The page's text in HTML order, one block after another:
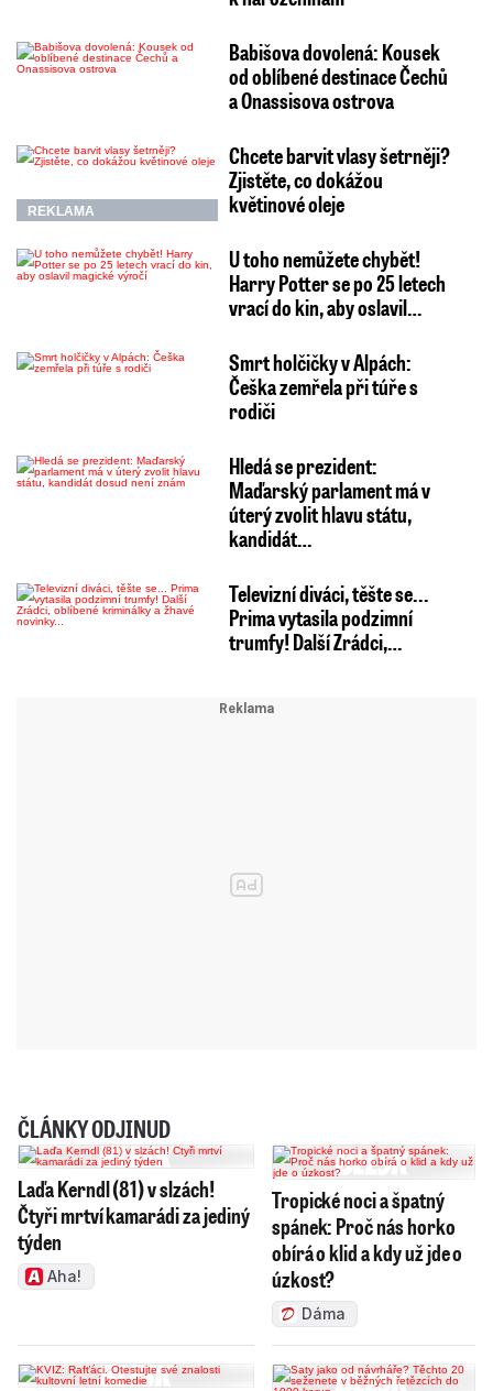
Babišova dovolená: Kousek
od oblíbené destinace Čechů
a Onassisova ostrova
REKLAMA
Chcete barvit vlasy šetrněji?
Zjistěte, co dokážou
květinové oleje
U toho nemůžete chybět!
Harry Potter se po 25 letech
vrací do kin, aby oslavil…
Smrt holčičky v Alpách:
Češka zemřela při túře s
rodiči
Hledá se prezident:
Maďarský parlament má v
úterý zvolit hlavu státu,
kandidát…
Televizní diváci, těšte se...
Prima vytasila podzimní
trumfy! Další Zrádci,…
ČLÁNKY ODJINUD
Laďa Kerndl (81) v slzách!
Čtyři mrtví kamarádi za jediný
týden
Aha!
Tropické noci a špatný
spánek: Proč nás horko
obírá o klid a kdy už jde o
úzkost?
Dáma